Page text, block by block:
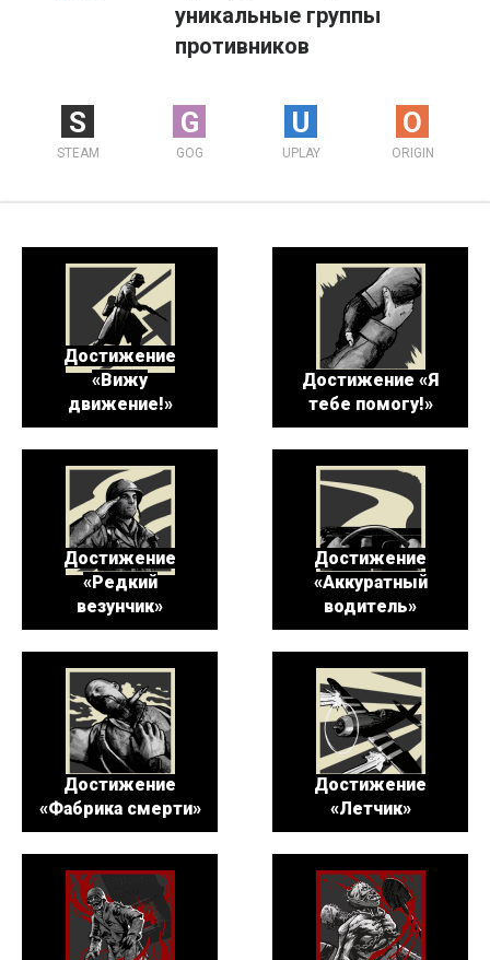
уникальные группы
противников
S
STEAM
G
GOG
U
UPLAY
O
ORIGIN
Достижение
«Вижу
движение!»
Достижение «Я
тебе помогу!»
Достижение
«Редкий
везунчик»
Достижение
«Аккуратный
водитель»
Достижение
«Фабрика смерти»
Достижение
«Летчик»